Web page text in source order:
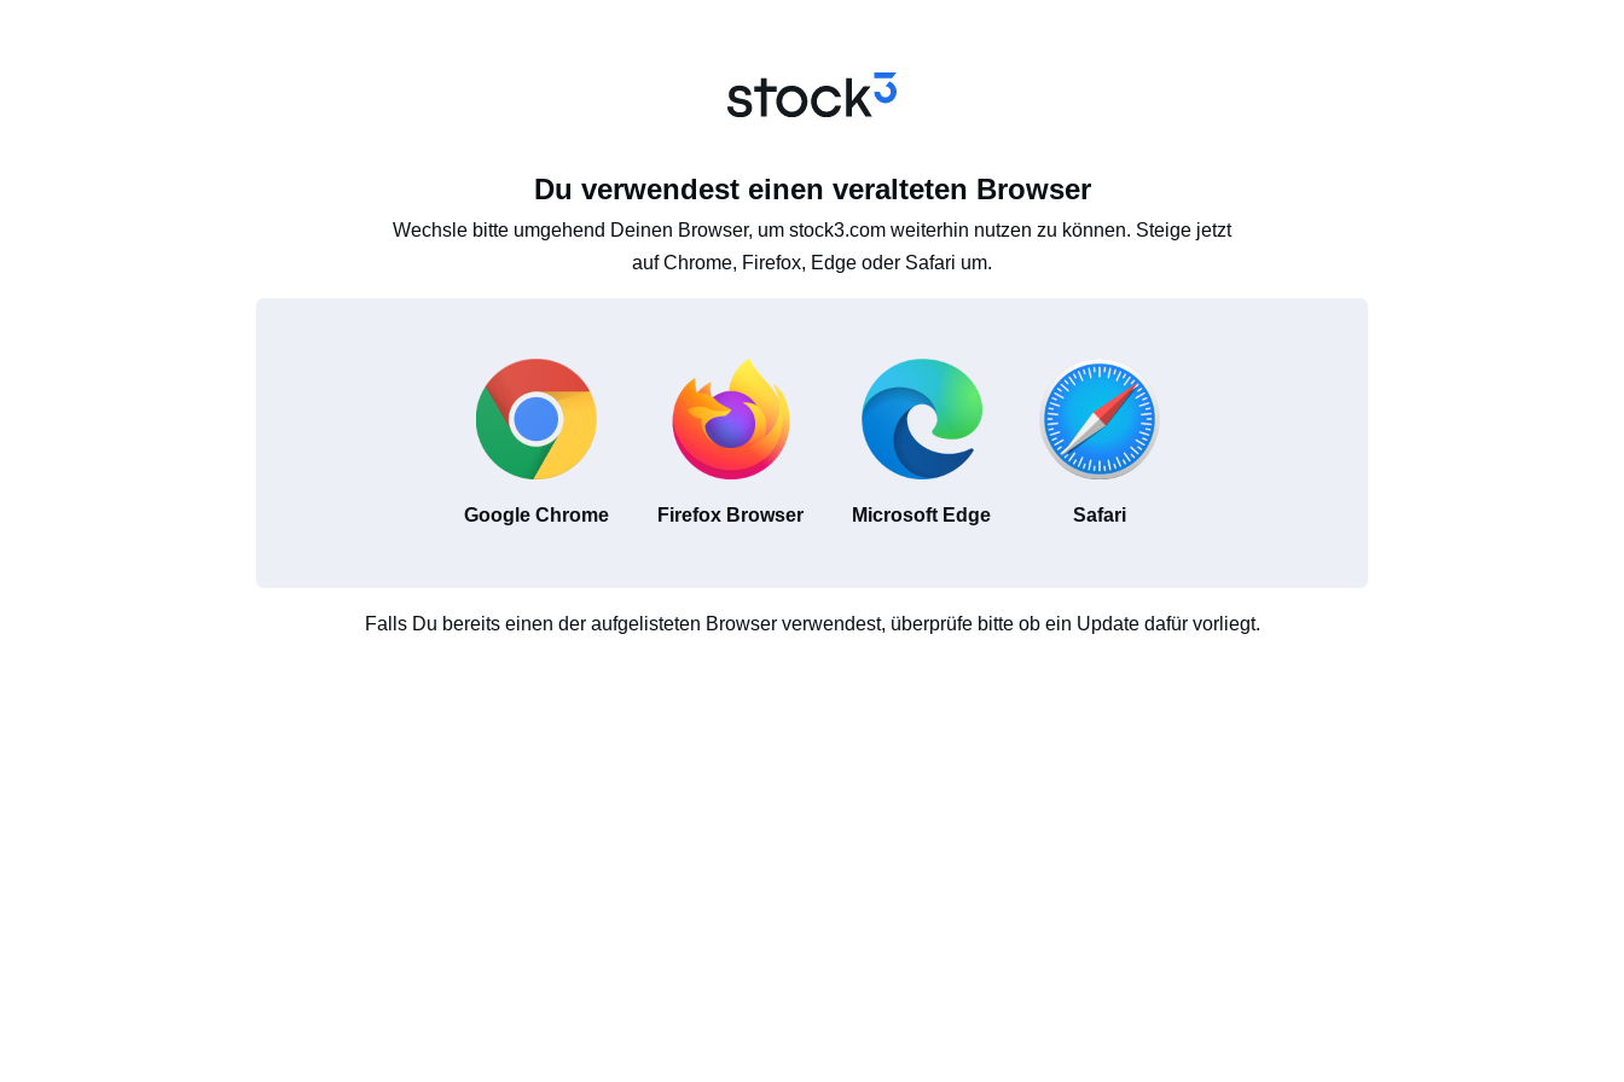
Du verwendest einen veralteten Browser
Wechsle bitte umgehend Deinen Browser, um stock3.com weiterhin nutzen zu können. Steige jetzt
auf Chrome, Firefox, Edge oder Safari um.
Google Chrome Firefox Browser Microsoft Edge Safari
Falls Du bereits einen der aufgelisteten Browser verwendest, überprüfe bitte ob ein Update dafür vorliegt.